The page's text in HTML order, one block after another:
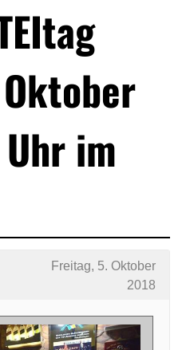
im
Freitag, 5. Oktober
2018